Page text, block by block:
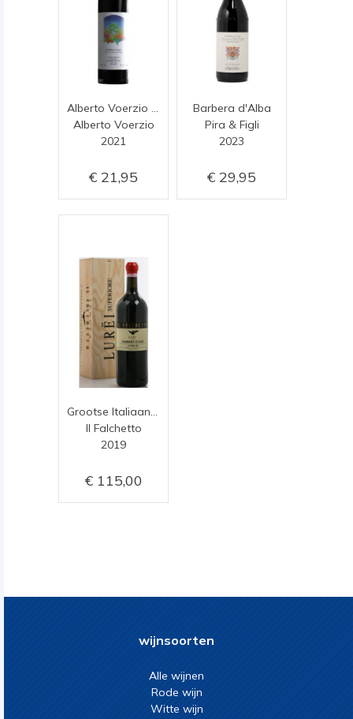
Alberto Voerzio
2021
21,95
Barbera d'Alba
Pira & Figli
2023
29,95
Il Falchetto
2019
115,00
wijnsoorten
Alle wijnen
Rode wijn
Witte wijn